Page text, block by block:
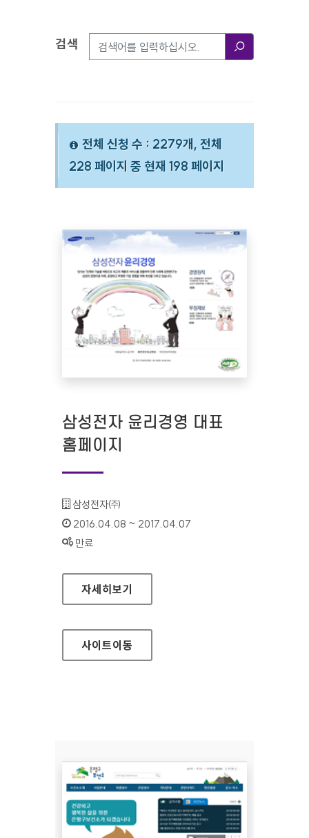
검색옵션
검색
전체 신청 수 : 2279개, 전체
228 페이지 중 현재 198 페이지
삼성전자 윤리경영 대표
홈페이지
기관명 :
삼성전자㈜
인증기간 :
2016.04.08 ~ 2017.04.07
상태 :
만료
삼성전자 윤리경영 대표 홈페이지
자세히보기
사이트이동